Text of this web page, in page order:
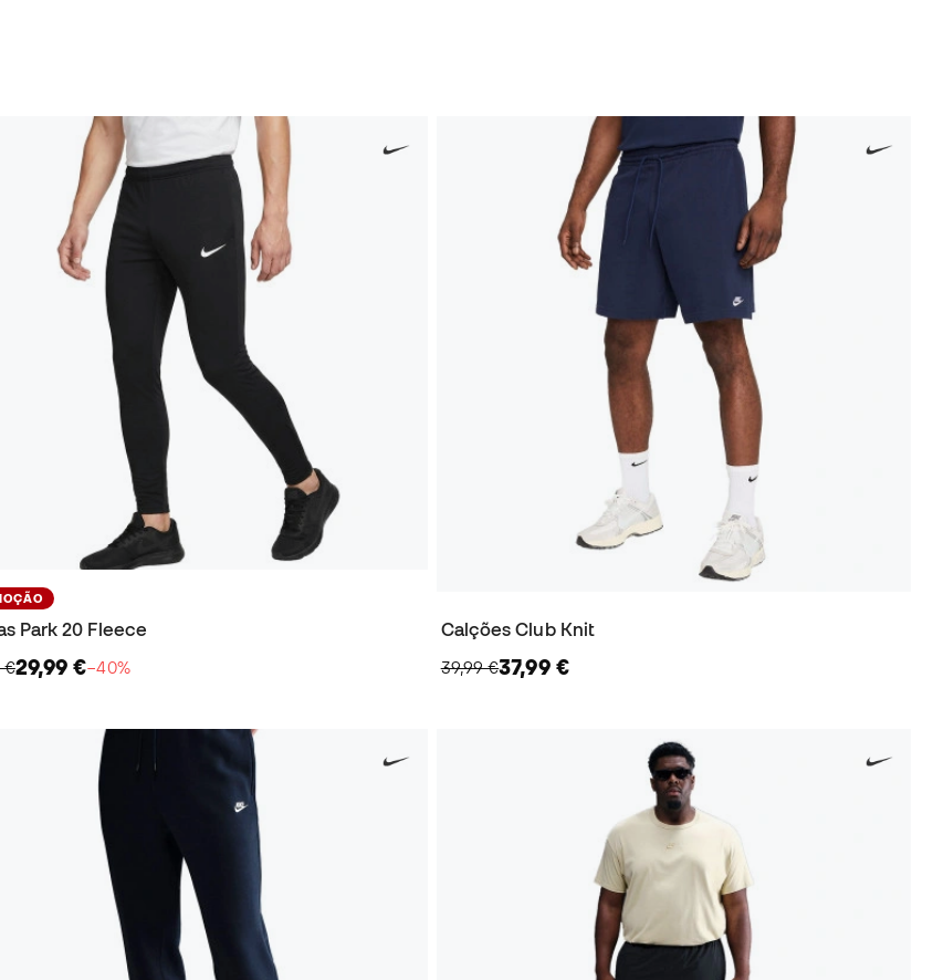
Park 20 Fleece
€29,99 €−40%
Calções Club Knit
39,99 €37,99 €